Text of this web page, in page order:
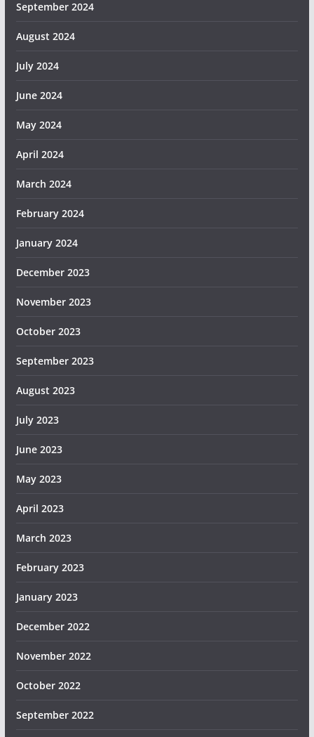
September 2024
August 2024
July 2024
June 2024
May 2024
April 2024
March 2024
February 2024
January 2024
December 2023
November 2023
October 2023
September 2023
August 2023
July 2023
June 2023
May 2023
April 2023
March 2023
February 2023
January 2023
December 2022
November 2022
October 2022
September 2022